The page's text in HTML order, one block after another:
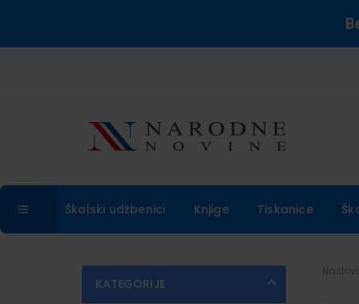
Školski udžbenici Knjige Tiskanice
KATEGORIJE